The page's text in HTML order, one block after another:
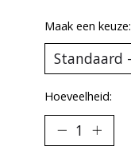
Maak een keuze:
Hoeveelheid: